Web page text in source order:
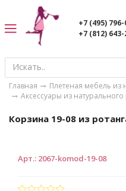
+7 (495)
+7 (812)
Главная
Плетеная мебель из
Аксессуары из натурального
Корзина 19-08 из
Арт.: 2067-komod-19-08